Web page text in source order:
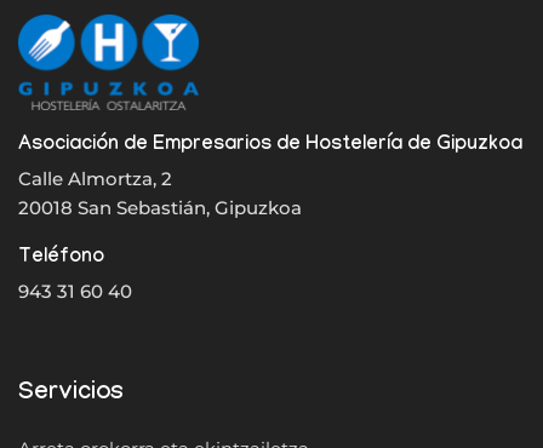
Asociación de Empresarios de Hostelería de Gipuzkoa
Calle Almortza, 2
20018 San Sebastián, Gipuzkoa
Teléfono
943 31 60 40
Servicios